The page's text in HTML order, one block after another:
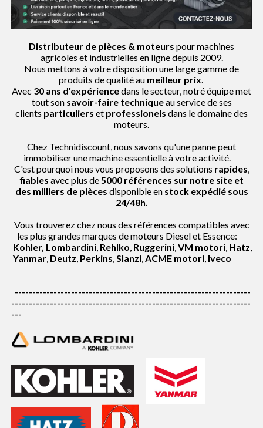
Distributeur de pièces & moteurs pour machines
agricoles et industrielles en ligne depuis 2009.
Nous mettons à votre disposition une large gamme de
produits de qualité au meilleur prix.
Avec 30 ans d'expériencedans le secteur, notré équipe met
tout son savoir-faire techniqueau service de ses
clients particuliers et professionels dans le domaine des
moteurs.
Chez Technidiscount, nous savons qu'une panne peut
immobiliser une machine essentielle à votre activité.
C'est pourquoi nous vous proposons des solutions rapides,
fiables avec plus de5000 références sur notre site et
des milliers de pièces disponible en stock expédié sous
24/48h.
Vous trouverez chez nous des références compatibles avec
les plus grandes marques de moteurs Diesel et Essence:
Kohler, Lombardini, Rehlko, Ruggerini,VM motori, Hatz,
Yanmar, Deutz, Perkins,Slanzi,ACME motori, Iveco
-------------------------------------------------------------------
--------------------------------------------------------------------
---